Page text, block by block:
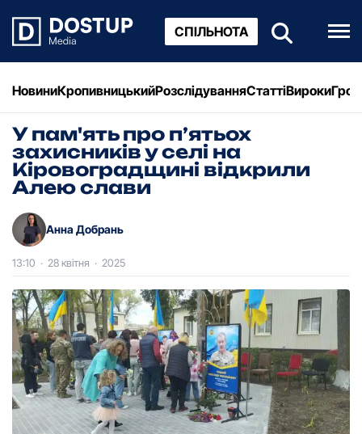
СПІЛЬНОТА
НовиниКропивницькийРозслідуванняСтаттіВироки
У пам'ять про п’ятьох
захисників у селі на
Кіровоградщині відкрили
Алею слави
Анна Добрань
13:10 · 28 квітня · 2025